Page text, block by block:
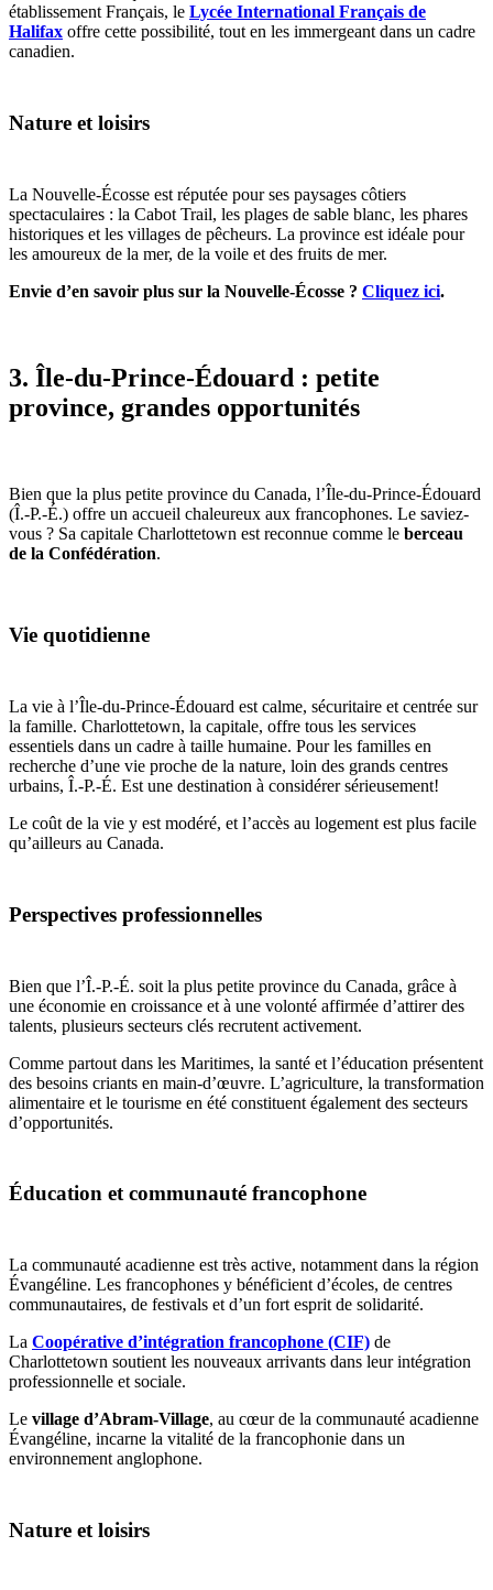
établissement Français, le Lycée International Français de
Halifax offre cette possibilité, tout en les immergeant dans un cadre
canadien.
Nature et loisirs
La Nouvelle-Écosse est réputée pour ses paysages côtiers
spectaculaires : la Cabot Trail, les plages de sable blanc, les phares
historiques et les villages de pêcheurs. La province est idéale pour
les amoureux de la mer, de la voile et des fruits de mer.
Envie d’en savoir plus sur la Nouvelle-Écosse ? Cliquez ici.
3. Île-du-Prince-Édouard : petite
province, grandes opportunités
Bien que la plus petite province du Canada, l’Île-du-Prince-Édouard
(Î.-P.-É.) offre un accueil chaleureux aux francophones. Le saviez-
vous ? Sa capitale Charlottetown est reconnue comme le berceau
de la Confédération.
Vie quotidienne
La vie à l’Île-du-Prince-Édouard est calme, sécuritaire et centrée sur
la famille. Charlottetown, la capitale, offre tous les services
essentiels dans un cadre à taille humaine. Pour les familles en
recherche d’une vie proche de la nature, loin des grands centres
urbains, Î.-P.-É. Est une destination à considérer sérieusement!
Le coût de la vie y est modéré, et l’accès au logement est plus facile
qu’ailleurs au Canada.
Perspectives professionnelles
Bien que l’Î.-P.-É. soit la plus petite province du Canada, grâce à
une économie en croissance et à une volonté affirmée d’attirer des
talents, plusieurs secteurs clés recrutent activement.
Comme partout dans les Maritimes, la santé et l’éducation présentent
des besoins criants en main-d’œuvre. L’agriculture, la transformation
alimentaire et le tourisme en été constituent également des secteurs
d’opportunités.
Éducation et communauté francophone
La communauté acadienne est très active, notamment dans la région
Évangéline. Les francophones y bénéficient d’écoles, de centres
communautaires, de festivals et d’un fort esprit de solidarité.
La Coopérative d’intégration francophone (CIF) de
Charlottetown soutient les nouveaux arrivants dans leur intégration
professionnelle et sociale.
Le village d’Abram-Village, au cœur de la communauté acadienne
Évangéline, incarne la vitalité de la francophonie dans un
environnement anglophone.
Nature et loisirs